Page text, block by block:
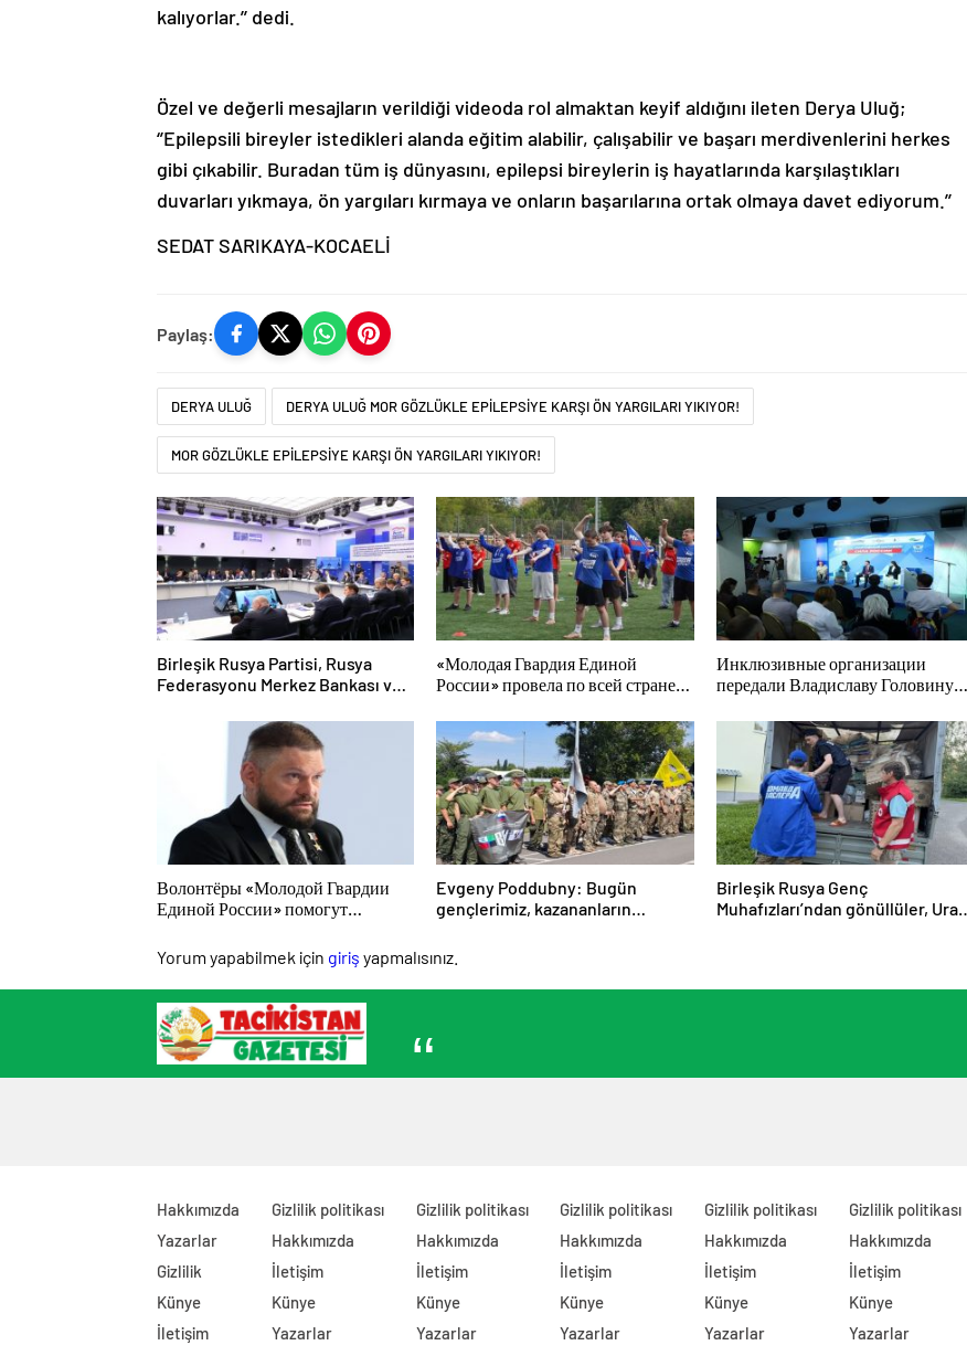
kalıyorlar.’’ dedi.
Özel ve değerli mesajların verildiği videoda rol almaktan keyif aldığını ileten Derya Uluğ;
‘’Epilepsili bireyler istedikleri alanda eğitim alabilir, çalışabilir ve başarı merdivenlerini herkes
gibi çıkabilir. Buradan tüm iş dünyasını, epilepsi bireylerin iş hayatlarında karşılaştıkları
duvarları yıkmaya, ön yargıları kırmaya ve onların başarılarına ortak olmaya davet ediyorum.’’
SEDAT SARIKAYA-KOCAELİ
Paylaş:
DERYA ULUĞ DERYA ULUĞ MOR GÖZLÜKLE EPİLEPSİYE KARŞI ÖN YARGILARI YIKIYOR!
MOR GÖZLÜKLE EPİLEPSİYE KARŞI ÖN YARGILARI YIKIYOR!
Birleşik Rusya Partisi, Rusya
Federasyonu Merkez Bankası ve
Sovyet Askeri Bölgesi gazilerinin
istihdamı için Rusya’da ilk
uzmanlaşmış platformu
oluşturacak
«Молодая Гвардия Единой
России» провела по всей стране
физкультурника
Инклюзивные организации
передали Владиславу Головину
программу «Единой России»
Волонтёры «Молодой Гвардии
Единой России» помогут
генераторами
Evgeny Poddubny: Bugün
gençlerimiz, kazananların
Birleşik Rusya Genç
Muhafızları’ndan gönüllüler, Ural
Yorum yapabilmek için giriş yapmalısınız.
Hakkımızda
Yazarlar
Gizlilik
Künye
İletişim
Gizlilik politikası
Hakkımızda
İletişim
Künye
Yazarlar
Gizlilik politikası
Hakkımızda
İletişim
Künye
Yazarlar
Gizlilik politikası
Hakkımızda
İletişim
Künye
Yazarlar
Gizlilik politikası
Hakkımızda
İletişim
Künye
Yazarlar
Gizlilik politikası
Hakkımızda
İletişim
Künye
Yazarlar